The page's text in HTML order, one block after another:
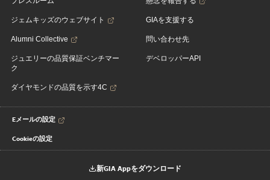
ジェムキッズのウェブサイト
Alumni Collective
ジュエリーの品質保証ベンチマー
ク
ダイヤモンドの品質を示す4C
GIAを支援する
問い合わせ先
デベロッパーAPI
Eメールの設定
Cookieの設定
新GIA Appをダウンロード